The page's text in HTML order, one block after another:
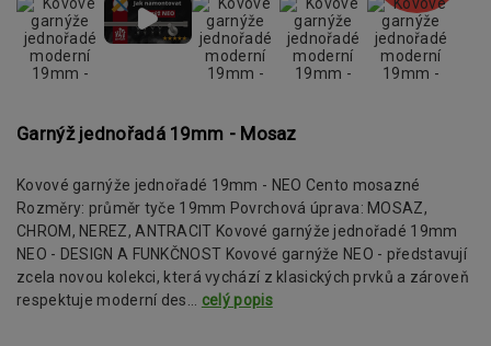
Garnýž jednořadá 19mm - Mosaz
Kovové garnýže jednořadé 19mm - NEO Cento mosazné
Rozměry: průměr tyče 19mm Povrchová úprava: MOSAZ,
CHROM, NEREZ, ANTRACIT Kovové garnýže jednořadé 19mm
NEO - DESIGN A FUNKČNOST Kovové garnýže NEO - představují
zcela novou kolekci, která vychází z klasických prvků a zároveň
respektuje moderní des... celý popis